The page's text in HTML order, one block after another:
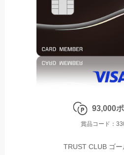
93,000
賞品コード：
TRUST CLUB ゴー